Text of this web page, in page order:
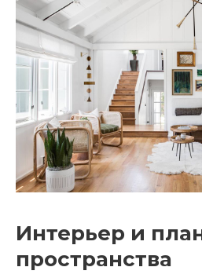
Интерьер и
пространства